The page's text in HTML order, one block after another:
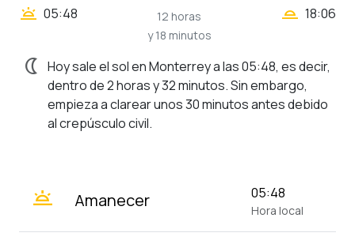
wb_twilight 05:48
12 horas
y 18 minutos
wb_twilight_2 18:06
nightlight Hoy sale el sol en Monterrey a las 05:48, es decir,
dentro de 2 horas y 32 minutos. Sin embargo,
empieza a clarear unos 30 minutos antes debido
al crepúsculo civil.
wb_twilight Amanecer 05:48
Hora local